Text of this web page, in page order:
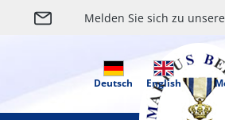
Melden Sie sich zu
Deutsch English